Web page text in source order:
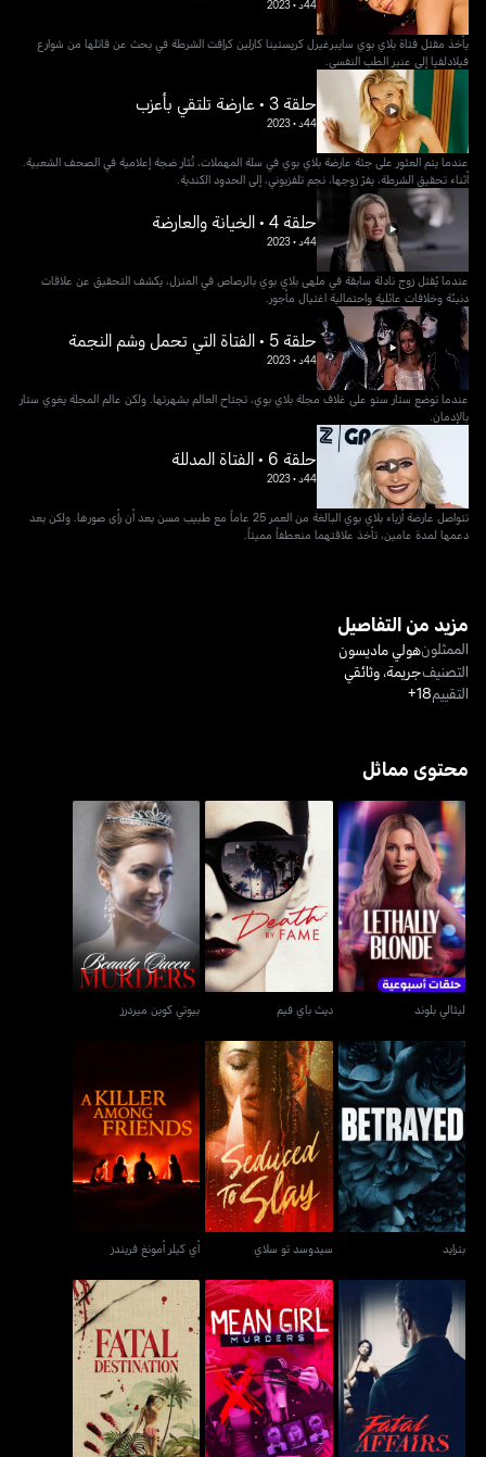
44د •
2023
يأخذ مقتل فتاة بلاي بوي سايبرغيرل كريستينا كارلين كرافت الشرطة في بحث عن قاتلها من شوارع
فيلادلفيا إلى عنبر الطب النفسي.
حلقة 3 • عارضة تلتقي بأعزب
44د •
2023
عندما يتم العثور على جثة عارضة بلاي بوي في سلة المهملات، تُثار ضجة إعلامية في الصحف الشعبية.
أثناء تحقيق الشرطة، يفرّ زوجها، نجم تلفزيوني، إلى الحدود الكندية.
حلقة 4 • الخيانة والعارضة
44د •
2023
عندما يُقتل زوج نادلة سابقة في ملهى بلاي بوي بالرصاص في المنزل، يكشف التحقيق عن علاقات
دنيئة وخلافات عائلية واحتمالية اغتيال مأجور.
حلقة 5 • الفتاة التي تحمل وشم النجمة
44د •
2023
عندما توضع ستار ستو على غلاف مجلة بلاي بوي، تجتاح العالم بشهرتها. ولكن عالم المجلة يغوي ستار
بالإدمان.
حلقة 6 • الفتاة المدللة
44د •
2023
تتواصل عارضة أزياء بلاي بوي البالغة من العمر 25 عاماً مع طبيب مسن بعد أن رأى صورها. ولكن بعد
دعمها لمدة عامين، تأخذ علاقتهما منعطفاً مميتاً.
مزيد من التفاصيل
الممثلونهولي ماديسون
التصنيفجريمة،وثائقي
التقييم18+
محتوى مماثل
ليثالي بلوند
ليثالي بلوند
ديث باي فيم
ديث باي فيم
بيوتي كوين ميردرز
بيوتي كوين ميردرز
بترايد
بترايد
سيدوسد تو سلاي
سيدوسد تو سلاي
أي كيلر أمونغ فريندز
أي كيلر أمونغ فريندز
فايتل أفايرز مين غيرل ميردرز فاتال ديستنيشن